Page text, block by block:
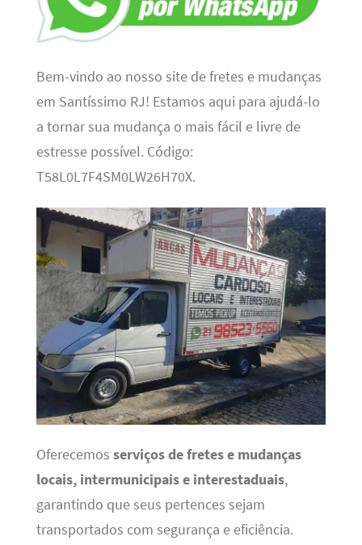
Bem-vindo ao nosso site de fretes e mudanças
em Santíssimo RJ! Estamos aqui para ajudá-lo
a tornar sua mudança o mais fácil e livre de
estresse possível. Código:
T58L0L7F4SM0LW26H70X.
Oferecemos serviços de fretes e mudanças
locais, intermunicipais e interestaduais,
garantindo que seus pertences sejam
transportados com segurança e eficiência.